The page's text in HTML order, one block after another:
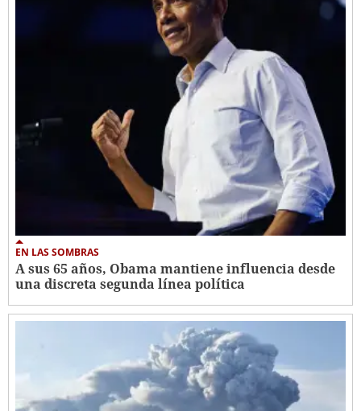
EN LAS SOMBRAS
A sus 65 años, Obama mantiene influencia desde
una discreta segunda línea política